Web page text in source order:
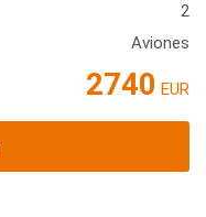
2
Aviones
2740 EUR